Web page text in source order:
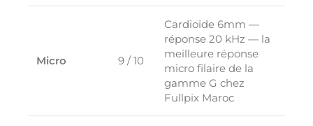
Micro 9 / 10
Cardioïde 6mm —
réponse 20 kHz — la
meilleure réponse
micro filaire de la
gamme G chez
Fullpix Maroc